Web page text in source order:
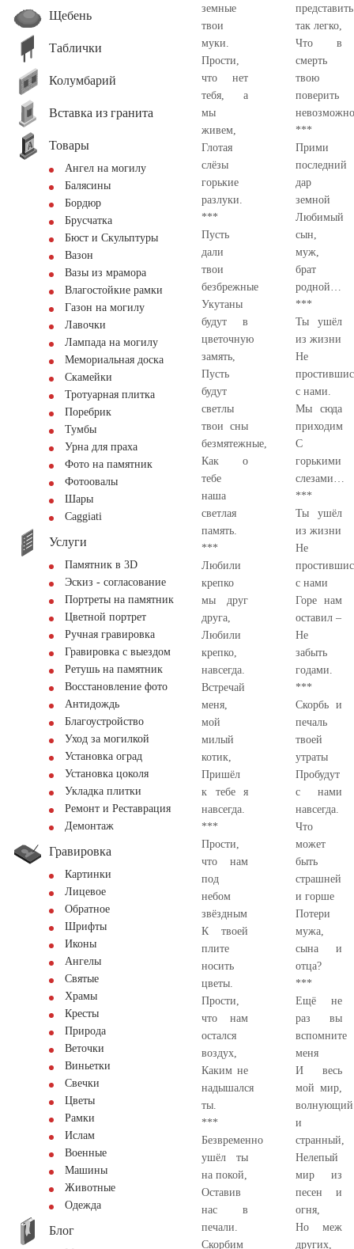
Щебень
Таблички
Колумбарий
Вставка из гранита
Товары
Ангел на могилу
Балясины
Бордюр
Брусчатка
Бюст и Скульптуры
Вазон
Вазы из мрамора
Влагостойкие рамки
Газон на могилу
Лавочки
Лампада на могилу
Мемориальная доска
Скамейки
Тротуарная плитка
Поребрик
Тумбы
Урна для праха
Фото на памятник
Фотоовалы
Шары
Сaggiati
Услуги
Памятник в 3D
Эскиз - согласование
Портреты на памятник
Цветной портрет
Ручная гравировка
Гравировка с выездом
Ретушь на памятник
Восстановление фото
Антидождь
Благоустройство
Уход за могилкой
Установка оград
Установка цоколя
Укладка плитки
Ремонт и Реставрация
Демонтаж
Гравировка
Картинки
Лицевое
Обратное
Шрифты
Иконы
Ангелы
Святые
Храмы
Кресты
Природа
Веточки
Виньетки
Свечки
Цветы
Рамки
Ислам
Военные
Машины
Животные
Одежда
Блог
земные
твои
муки.
Прости,
что нет
тебя, а
мы
живем,
Глотая
слёзы
горькие
разлуки.
***
Пусть
дали
твои
безбрежные
Укутаны
будут в
цветочную
замять,
Пусть
будут
светлы
твои сны
безмятежные,
Как о
тебе
наша
светлая
память.
***
Любили
крепко
мы друг
друга,
Любили
крепко,
навсегда.
Встречай
меня,
мой
милый
котик,
Пришёл
к тебе я
навсегда.
***
Прости,
что нам
под
небом
звёздным
К твоей
плите
носить
цветы.
Прости,
что нам
остался
воздух,
Каким не
надышался
ты.
***
Безвременно
ушёл ты
на покой,
Оставив
нас в
печали.
Скорбим
представить
так легко,
Что в
смерть
твою
поверить
***
Прими
последний
дар
земной
Любимый
сын,
муж,
брат
родной…
***
Ты ушёл
из жизни
Не
с нами.
Мы сюда
приходим
С
горькими
слезами…
***
Ты ушёл
из жизни
Не
с нами
Горе нам
оставил –
Не
забыть
годами.
***
Скорбь и
печаль
твоей
утраты
Пробудут
с нами
навсегда.
Что
может
быть
страшней
и горше
Потери
мужа,
сына и
отца?
***
Ещё не
раз вы
вспомните
меня
И весь
мой мир,
волнующий
и
странный,
Нелепый
мир из
песен и
огня,
Но меж
других,